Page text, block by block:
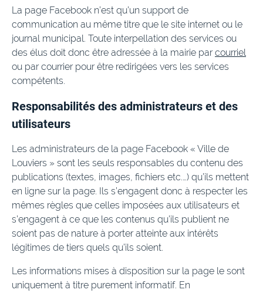
La page Facebook n’est qu’un support de
communication au même titre que le site internet ou le
journal municipal. Toute interpellation des services ou
des élus doit donc être adressée à la mairie parcourriel
ou par courrier pour être redirigées vers les services
compétents.
Responsabilités des administrateurs et des
utilisateurs
Les administrateurs de la page Facebook « Ville de
Louviers » sont les seuls responsables du contenu des
publications (textes, images, fichiers etc.…) qu’ils mettent
en ligne sur la page. Ils s’engagent donc à respecter les
mêmes règles que celles imposées aux utilisateurs et
s’engagent à ce que les contenus qu’ils publient ne
soient pas de nature à porter atteinte aux intérêts
légitimes de tiers quels qu’ils soient.
Les informations mises à disposition sur la page le sont
uniquement à titre purement informatif. En